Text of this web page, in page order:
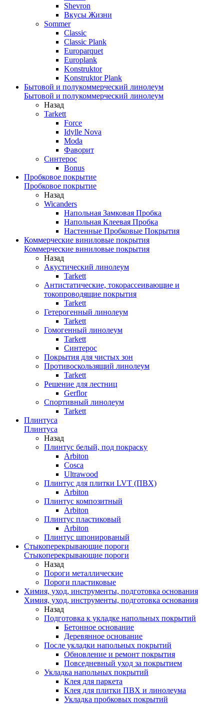
Shevron
Вкусы Жизни
Sommer
Classic
Classic Plank
Europarquet
Europlank
Konstruktor
Konstruktor Plank
Бытовой и полукоммерческий линолеум
Бытовой и полукоммерческий линолеум
Назад
Tarkett
Force
Idylle Nova
Moda
Фаворит
Синтерос
Bonus
Пробковое покрытие
Пробковое покрытие
Назад
Wicanders
Напольная Замковая Пробка
Напольная Клеевая Пробка
Настенные Пробковые Покрытия
Коммерческие виниловые покрытия
Коммерческие виниловые покрытия
Назад
Акустический линолеум
Tarkett
Антистатические, токорассеивающие и
токопроводящие покрытия
Tarkett
Гетерогенный линолеум
Tarkett
Гомогенный линолеум
Tarkett
Синтерос
Покрытия для чистых зон
Противоскользящий линолеум
Tarkett
Решение для лестниц
Gerflor
Спортивный линолеум
Tarkett
Плинтуса
Плинтуса
Назад
Плинтус белый, под покраску
Arbiton
Cosca
Ultrawood
Плинтус для плитки LVT (ПВХ)
Arbiton
Плинтус композитный
Arbiton
Плинтус пластиковый
Arbiton
Плинтус шпонированый
Стыкоперекрывающие пороги
Стыкоперекрывающие пороги
Назад
Пороги металлические
Пороги пластиковые
Химия, уход, инструменты, подготовка основания
Химия, уход, инструменты, подготовка основания
Назад
Подготовка к укладке напольных покрытий
Бетонное основание
Деревянное основание
После укладки напольных покрытий
Обновление и ремонт покрытия
Повседневный уход за покрытием
Укладка напольных покрытий
Клея для паркета
Клея для плитки ПВХ и линолеума
Укладка пробковых покрытий